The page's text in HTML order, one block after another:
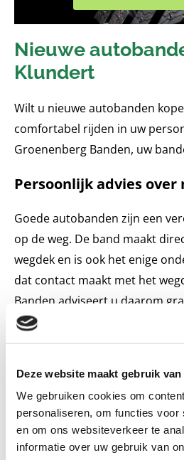
Deze website maakt gebruik
We gebruiken cookies om
personaliseren, om functies voor
en om ons websiteverkeer te
informatie over uw gebruik van
Nieuwe
Klundert
Wilt u nieuwe autobanden
comfortabel rijden in uw
Groenenberg Banden, uw
Persoonlijk advies over
Goede autobanden zijn een
op de weg. De band maakt
wegdek en is ook het enige
dat contact maakt met het
Banden adviseert u daarom
nieuwe autobanden en is
van autobanden. Afhankelijk
Van goedkope
sportbanden
Groenenberg Banden biedt